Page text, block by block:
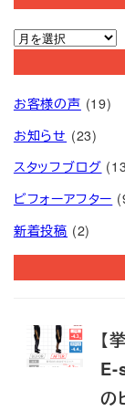
ア
イ
ブ
お客様の声 (19)
お知らせ (23)
スタッフブログ
ビフォーアフター
新着投稿 (2)
【
E-
の